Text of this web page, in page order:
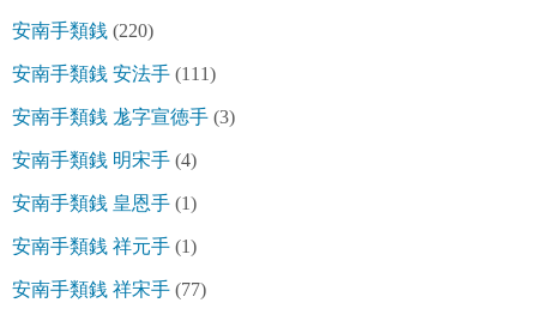
安南手類銭 (220)
安南手類銭 安法手 (111)
安南手類銭 尨字宣徳手 (3)
安南手類銭 明宋手 (4)
安南手類銭 皇恩手 (1)
安南手類銭 祥元手 (1)
安南手類銭 祥宋手 (77)